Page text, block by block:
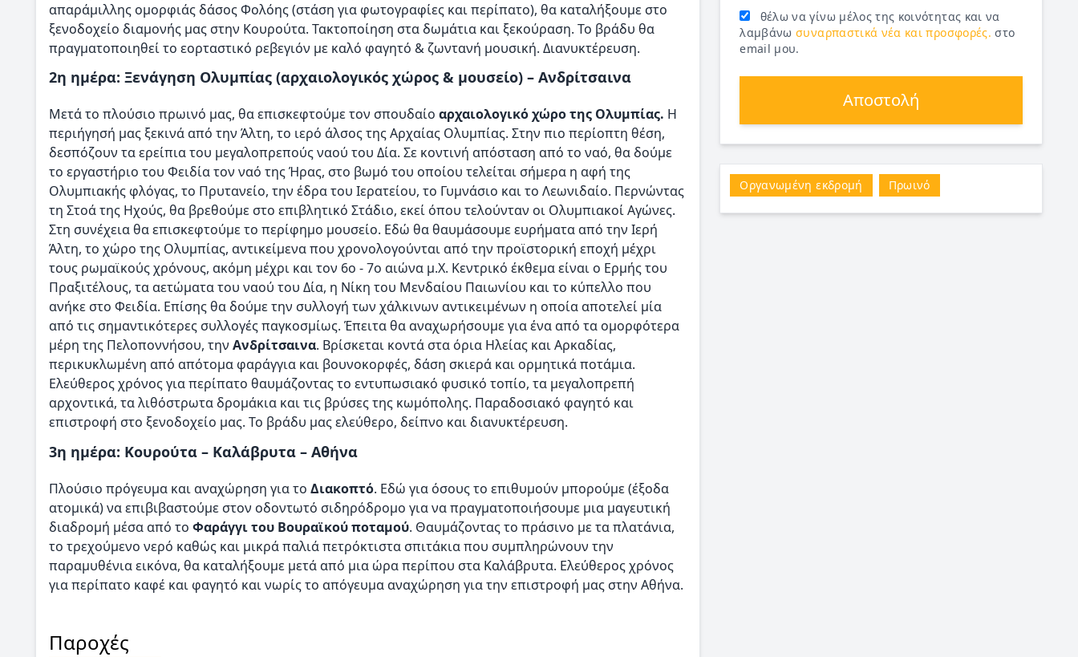
απαράμιλλης ομορφιάς δάσος Φολόης (στάση για φωτογραφίες και περίπατο), θα καταλήξουμε στο
ξενοδοχείο διαμονής μας στην Κουρούτα. Τακτοποίηση στα δωμάτια και ξεκούραση. Το βράδυ θα
πραγματοποιηθεί το εορταστικό ρεβεγιόν με καλό φαγητό & ζωντανή μουσική. Διανυκτέρευση.
2η ημέρα: Ξενάγηση Ολυμπίας (αρχαιολογικός χώρος & μουσείο) – Ανδρίτσαινα
Μετά το πλούσιο πρωινό μας, θα επισκεφτούμε τον σπουδαίο αρχαιολογικό χώρο της Ολυμπίας. Η
περιήγησή μας ξεκινά από την Άλτη, το ιερό άλσος της Αρχαίας Ολυμπίας. Στην πιο περίοπτη θέση,
δεσπόζουν τα ερείπια του μεγαλοπρεπούς ναού του Δία. Σε κοντινή απόσταση από το ναό, θα δούμε
το εργαστήριο του Φειδία τον ναό της Ήρας, στο βωμό του οποίου τελείται σήμερα η αφή της
Ολυμπιακής φλόγας, το Πρυτανείο, την έδρα του Ιερατείου, το Γυμνάσιο και το Λεωνιδαίο. Περνώντας
τη Στοά της Ηχούς, θα βρεθούμε στο επιβλητικό Στάδιο, εκεί όπου τελούνταν οι Ολυμπιακοί Αγώνες.
Στη συνέχεια θα επισκεφτούμε το περίφημο μουσείο. Εδώ θα θαυμάσουμε ευρήματα από την Ιερή
Άλτη, το χώρο της Ολυμπίας, αντικείμενα που χρονολογούνται από την προϊστορική εποχή μέχρι
τους ρωμαϊκούς χρόνους, ακόμη μέχρι και τον 6ο - 7ο αιώνα μ.Χ. Κεντρικό έκθεμα είναι ο Ερμής του
Πραξιτέλους, τα αετώματα του ναού του Δία, η Νίκη του Μενδαίου Παιωνίου και το κύπελλο που
ανήκε στο Φειδία. Επίσης θα δούμε την συλλογή των χάλκινων αντικειμένων η οποία αποτελεί μία
από τις σημαντικότερες συλλογές παγκοσμίως. Έπειτα θα αναχωρήσουμε για ένα από τα ομορφότερα
μέρη της Πελοποννήσου, την Ανδρίτσαινα. Βρίσκεται κοντά στα όρια Ηλείας και Αρκαδίας,
περικυκλωμένη από απότομα φαράγγια και βουνοκορφές, δάση σκιερά και ορμητικά ποτάμια.
Ελεύθερος χρόνος για περίπατο θαυμάζοντας το εντυπωσιακό φυσικό τοπίο, τα μεγαλοπρεπή
αρχοντικά, τα λιθόστρωτα δρομάκια και τις βρύσες της κωμόπολης. Παραδοσιακό φαγητό και
επιστροφή στο ξενοδοχείο μας. Το βράδυ μας ελεύθερο, δείπνο και διανυκτέρευση.
3η ημέρα: Κουρούτα – Καλάβρυτα – Αθήνα
Πλούσιο πρόγευμα και αναχώρηση για το Διακοπτό. Εδώ για όσους το επιθυμούν μπορούμε (έξοδα
ατομικά) να επιβιβαστούμε στον οδοντωτό σιδηρόδρομο για να πραγματοποιήσουμε μια μαγευτική
διαδρομή μέσα από το Φαράγγι του Βουραϊκού ποταμού. Θαυμάζοντας το πράσινο με τα πλατάνια,
το τρεχούμενο νερό καθώς και μικρά παλιά πετρόκτιστα σπιτάκια που συμπληρώνουν την
παραμυθένια εικόνα, θα καταλήξουμε μετά από μια ώρα περίπου στα Καλάβρυτα. Ελεύθερος χρόνος
για περίπατο καφέ και φαγητό και νωρίς το απόγευμα αναχώρηση για την επιστροφή μας στην Αθήνα.
Παροχές
θέλω να γίνω μέλος της κοινότητας και να
λαμβάνωσυναρπαστικά νέα και προσφορές. στο
email μου.
Αποστολή
Οργανωμένη εκδρομή Πρωινό